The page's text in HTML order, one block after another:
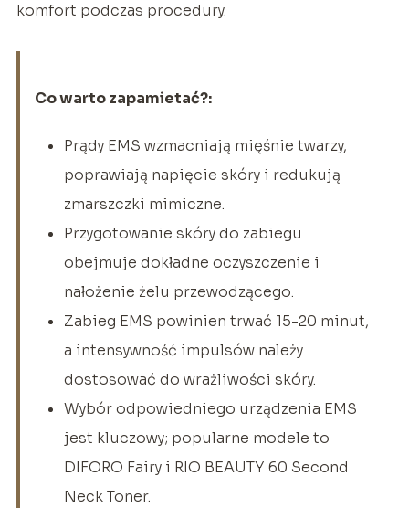
komfort podczas procedury.
Co warto zapamietać?:
Prądy EMS wzmacniają mięśnie twarzy,
poprawiają napięcie skóry i redukują
zmarszczki mimiczne.
Przygotowanie skóry do zabiegu
obejmuje dokładne oczyszczenie i
nałożenie żelu przewodzącego.
Zabieg EMS powinien trwać 15-20 minut,
a intensywność impulsów należy
dostosować do wrażliwości skóry.
Wybór odpowiedniego urządzenia EMS
jest kluczowy; popularne modele to
DIFORO Fairy i RIO BEAUTY 60 Second
Neck Toner.